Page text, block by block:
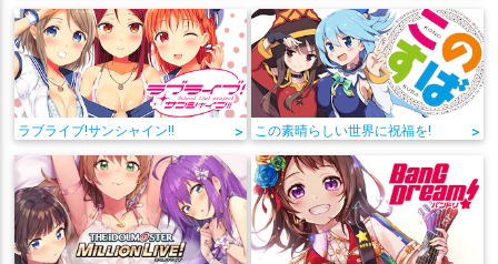
ラブライブ!サンシャイン!! > この素晴らしい世界に祝福を! >